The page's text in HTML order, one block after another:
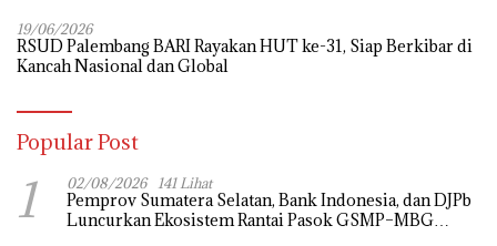
19/06/2026
RSUD Palembang BARI Rayakan HUT ke-31, Siap Berkibar di
Kancah Nasional dan Global
Popular Post
1 02/08/2026 141 Lihat
Pemprov Sumatera Selatan, Bank Indonesia, dan DJPb
Luncurkan Ekosistem Rantai Pasok GSMP–MBG